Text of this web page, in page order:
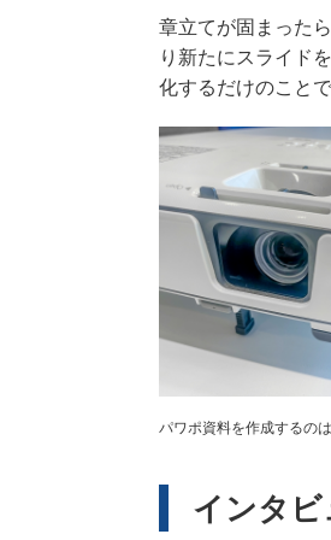
章立てが固まった
り新たにスライド
化するだけのことで
パワポ資料を作成するの
インタビ